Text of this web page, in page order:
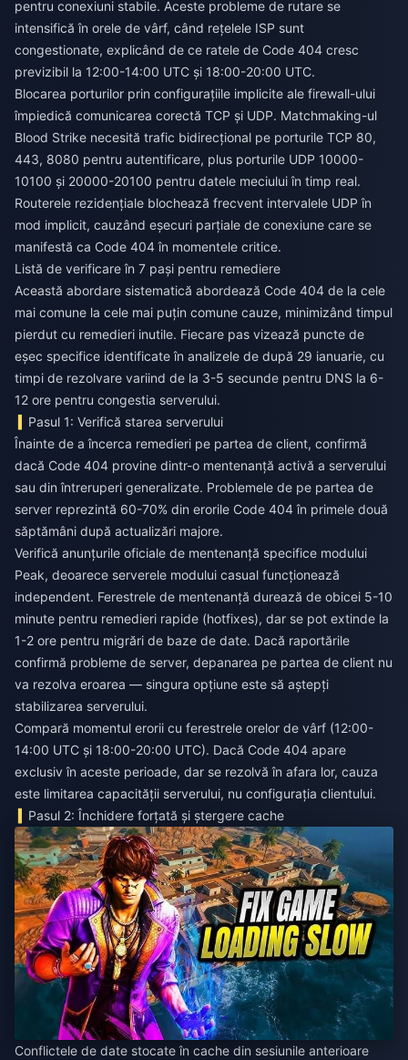
pentru conexiuni stabile. Aceste probleme de rutare se
intensifică în orele de vârf, când rețelele ISP sunt
congestionate, explicând de ce ratele de Code 404 cresc
previzibil la 12:00-14:00 UTC și 18:00-20:00 UTC.
Blocarea porturilor prin configurațiile implicite ale firewall-ului
împiedică comunicarea corectă TCP și UDP. Matchmaking-ul
Blood Strike necesită trafic bidirecțional pe porturile TCP 80,
443, 8080 pentru autentificare, plus porturile UDP 10000-
10100 și 20000-20100 pentru datele meciului în timp real.
Routerele rezidențiale blochează frecvent intervalele UDP în
mod implicit, cauzând eșecuri parțiale de conexiune care se
manifestă ca Code 404 în momentele critice.
Listă de verificare în 7 pași pentru remediere
Această abordare sistematică abordează Code 404 de la cele
mai comune la cele mai puțin comune cauze, minimizând timpul
pierdut cu remedieri inutile. Fiecare pas vizează puncte de
eșec specifice identificate în analizele de după 29 ianuarie, cu
timpi de rezolvare variind de la 3-5 secunde pentru DNS la 6-
12 ore pentru congestia serverului.
Pasul 1: Verifică starea serverului
Înainte de a încerca remedieri pe partea de client, confirmă
dacă Code 404 provine dintr-o mentenanță activă a serverului
sau din întreruperi generalizate. Problemele de pe partea de
server reprezintă 60-70% din erorile Code 404 în primele două
săptămâni după actualizări majore.
Verifică anunțurile oficiale de mentenanță specifice modului
Peak, deoarece serverele modului casual funcționează
independent. Ferestrele de mentenanță durează de obicei 5-10
minute pentru remedieri rapide (hotfixes), dar se pot extinde la
1-2 ore pentru migrări de baze de date. Dacă raportările
confirmă probleme de server, depanarea pe partea de client nu
va rezolva eroarea — singura opțiune este să aștepți
stabilizarea serverului.
Compară momentul erorii cu ferestrele orelor de vârf (12:00-
14:00 UTC și 18:00-20:00 UTC). Dacă Code 404 apare
exclusiv în aceste perioade, dar se rezolvă în afara lor, cauza
este limitarea capacității serverului, nu configurația clientului.
Pasul 2: Închidere forțată și ștergere cache
Conflictele de date stocate în cache din sesiunile anterioare